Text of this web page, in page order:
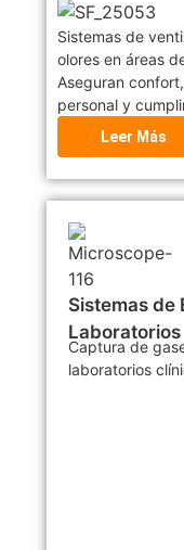
Sistemas de
olores en áreas
Aseguran
personal y
Leer Más
Sistemas de
Laboratorios
Captura de
laboratorios